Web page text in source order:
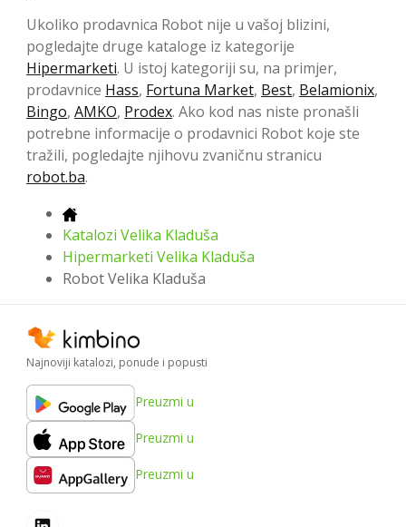
Ukoliko prodavnica Robot nije u vašoj blizini,
pogledajte druge kataloge iz kategorije
Hipermarketi. U istoj kategoriji su, na primjer,
prodavnice Hass, Fortuna Market, Best, Belamionix,
Bingo, AMKO, Prodex. Ako kod nas niste pronašli
potrebne informacije o prodavnici Robot koje ste
tražili, pogledajte njihovu zvaničnu stranicu
robot.ba.
Katalozi Velika Kladuša
Hipermarketi Velika Kladuša
Robot Velika Kladuša
Najnoviji katalozi, ponude i popusti
Preuzmi u
Preuzmi u
Preuzmi u